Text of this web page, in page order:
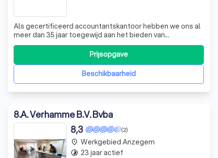
Als gecertificeerd accountantskantoor hebben we ons al
meer dan 35 jaar toegewijd aan het bieden van
nauwkeurige en persoonlijke begeleiding. We hebben
bewust gekozen voor een kleinschalige aanpak om de
continuïteit en anciënniteit te waarborgen die nodig zijn
voor een persoonlijke service. Voor ons
Beschikbaarheid
Prijsopgave
8.A. Verhamme B.V. Bvba
(2)
8,3
place Werkgebied Anzegem
timelapse 23 jaar actief